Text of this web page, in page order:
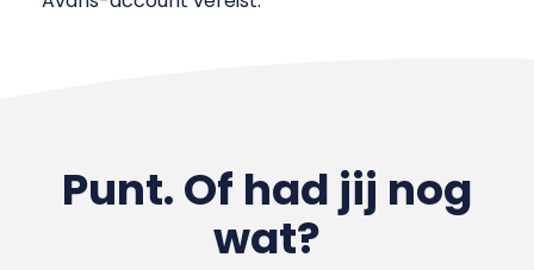
Punt. Of had jij nog
wat?